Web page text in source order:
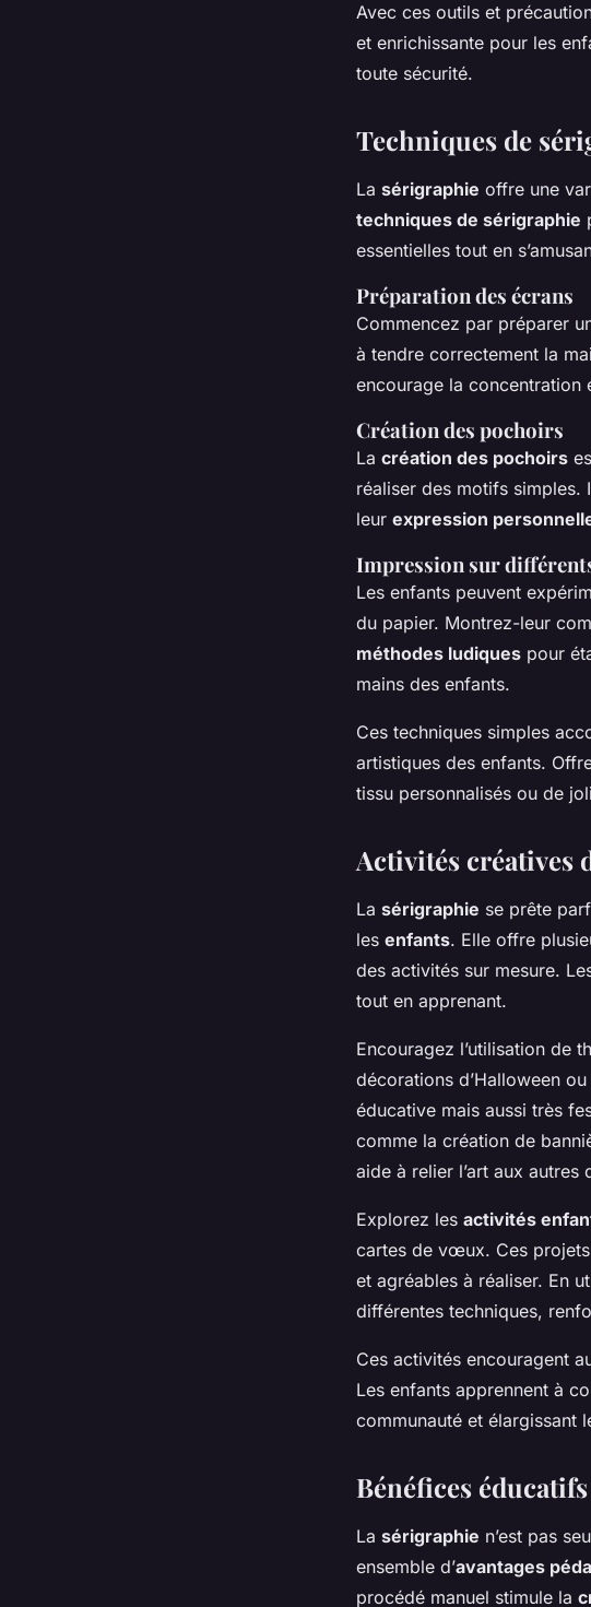
Avec ces outils et
et enrichissante pour les
toute sécurité.
Techniques de
La sérigraphie offre une
techniques de sérigraphie
essentielles tout en
Préparation des écrans
Commencez par préparer
à tendre correctement la
encourage la concentration
Création des pochoirs
La création des pochoirs
réaliser des motifs simples.
leur expression
Impression sur
Les enfants peuvent
du papier. Montrez-leur
méthodes ludiques pour
mains des enfants.
Ces techniques simples
artistiques des enfants.
tissu personnalisés ou de
Activités créatives
La sérigraphie se prête
les enfants. Elle offre
des activités sur mesure.
tout en apprenant.
Encouragez l’utilisation de
décorations d’Halloween
éducative mais aussi très
comme la création de
aide à relier l’art aux autres
Explorez les activités
cartes de vœux. Ces
et agréables à réaliser. En
différentes techniques,
Ces activités encouragent
Les enfants apprennent à
communauté et élargissant
Bénéfices
La sérigraphie n’est pas
ensemble d’avantages
procédé manuel stimule la